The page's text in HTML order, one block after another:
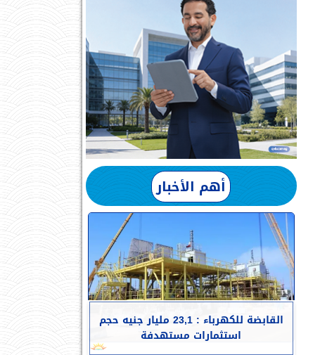
أهم الأخبار
القابضة للكهرباء : 23,1 مليار جنيه حجم
استثمارات مستهدفة